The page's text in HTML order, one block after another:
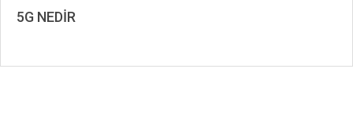
5G NEDİR